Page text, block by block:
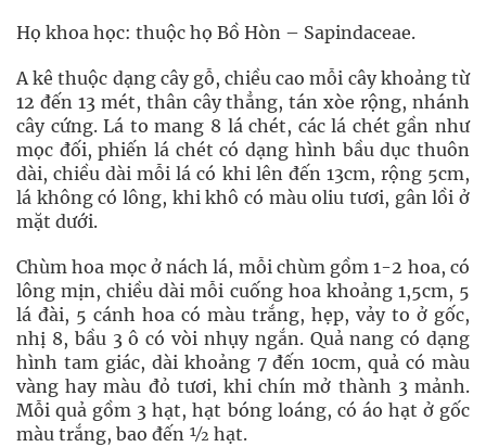
Họ khoa học: thuộc họ Bồ Hòn – Sapindaceae.
A kê thuộc dạng cây gỗ, chiều cao mỗi cây khoảng từ
12 đến 13 mét, thân cây thẳng, tán xòe rộng, nhánh
cây cứng. Lá to mang 8 lá chét, các lá chét gần như
mọc đối, phiến lá chét có dạng hình bầu dục thuôn
dài, chiều dài mỗi lá có khi lên đến 13cm, rộng 5cm,
lá không có lông, khi khô có màu oliu tươi, gân lồi ở
mặt dưới.
Chùm hoa mọc ở nách lá, mỗi chùm gồm 1-2 hoa, có
lông mịn, chiều dài mỗi cuống hoa khoảng 1,5cm, 5
lá đài, 5 cánh hoa có màu trắng, hẹp, vảy to ở gốc,
nhị 8, bầu 3 ô có vòi nhụy ngắn. Quả nang có dạng
hình tam giác, dài khoảng 7 đến 10cm, quả có màu
vàng hay màu đỏ tươi, khi chín mở thành 3 mảnh.
Mỗi quả gồm 3 hạt, hạt bóng loáng, có áo hạt ở gốc
màu trắng, bao đến ½ hạt.